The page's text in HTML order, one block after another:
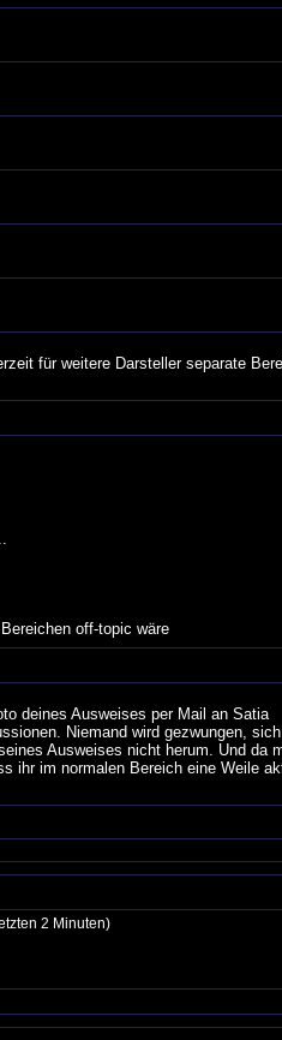
für weitere Darsteller separate
off-topic wäre
deines Ausweises per Mail an Satia
Niemand wird gezwungen,
Ausweises nicht herum. Und da
ihr im normalen Bereich eine Weile
2 Minuten)